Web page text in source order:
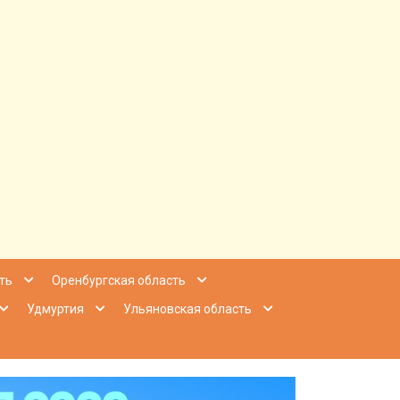
Приволжье
Оренбургская область
Удмуртия
Ульяновская область